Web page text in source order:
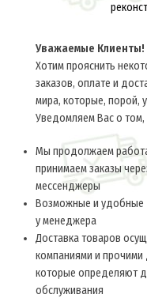
Уважаемые Клиенты!
Хотим прояснить
заказов, оплате и
мира, которые, порой,
Уведомляем Вас о том,
Мы продолжаем
принимаем заказы
мессенджеры
Возможные и удобные
у менеджера
Доставка товаров
компаниями и прочими
которые определяют
обслуживания